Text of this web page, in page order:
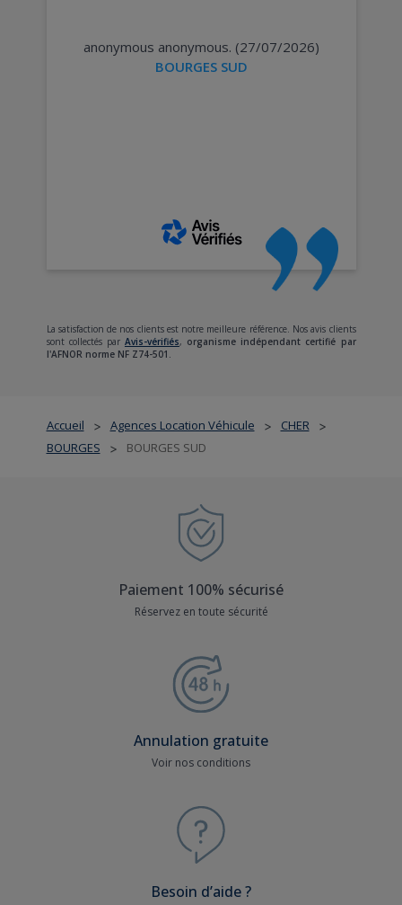
Accueil > Agences Location Véhicule > CHER >
BOURGES > BOURGES SUD
anonymous anonymous. (27/07/2026)
BOURGES SUD
La satisfaction de nos clients est notre meilleure référence. Nos avis clients
sont collectés par Avis-vérifiés, organisme indépendant certifié par
l'AFNOR norme NF Z74-501.
Paiement 100% sécurisé
Réservez en toute sécurité
Annulation gratuite
Voir nos conditions
Besoin d’aide ?